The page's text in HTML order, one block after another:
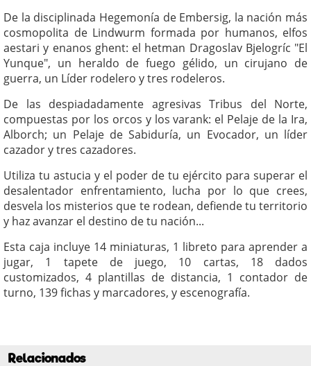
De la disciplinada Hegemonía de Embersig, la nación más
cosmopolita de Lindwurm formada por humanos, elfos
aestari y enanos ghent: el hetman Dragoslav Bjelogríc "El
Yunque", un heraldo de fuego gélido, un cirujano de
guerra, un Líder rodelero y tres rodeleros.
De las despiadadamente agresivas Tribus del Norte,
compuestas por los orcos y los varank: el Pelaje de la Ira,
Alborch; un Pelaje de Sabiduría, un Evocador, un líder
cazador y tres cazadores.
Utiliza tu astucia y el poder de tu ejército para superar el
desalentador enfrentamiento, lucha por lo que crees,
desvela los misterios que te rodean, defiende tu territorio
y haz avanzar el destino de tu nación...
Esta caja incluye 14 miniaturas, 1 libreto para aprender a
jugar, 1 tapete de juego, 10 cartas, 18 dados
customizados, 4 plantillas de distancia, 1 contador de
turno, 139 fichas y marcadores, y escenografía.
Relacionados